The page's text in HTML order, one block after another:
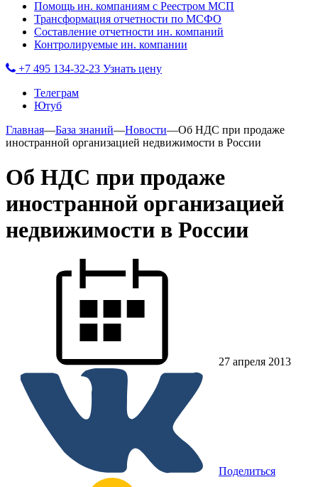
Помощь ин. компаниям с Реестром МСП
Трансформация отчетности по МСФО
Составление отчетности ин. компаний
Контролируемые ин. компании
+7 495 134-32-23 Узнать цену
Телеграм
Ютуб
Главная—База знаний—Новости—Об НДС при продаже
иностранной организацией недвижимости в России
Об НДС при продаже
иностранной организацией
недвижимости в России
27 апреля 2013
Поделиться